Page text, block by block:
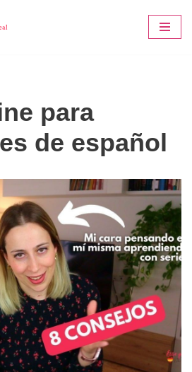
para
de español